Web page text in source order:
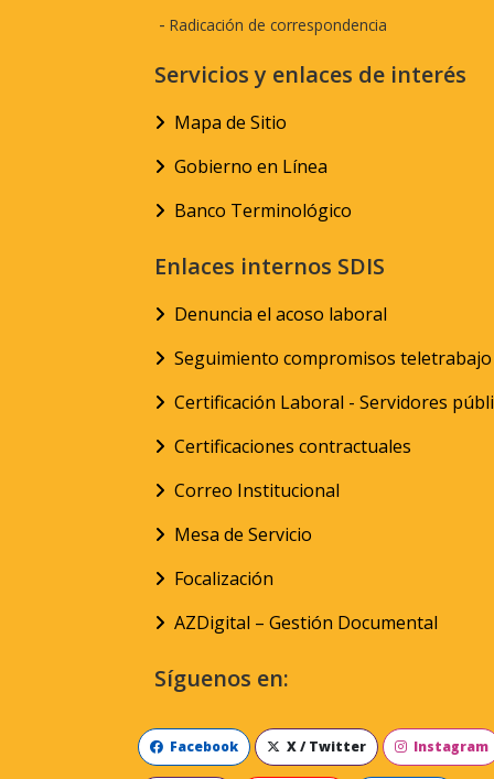
- Radicación de correspondencia
Servicios y enlaces de interés
Mapa de Sitio
Gobierno en Línea
Banco Terminológico
Enlaces internos SDIS
Denuncia el acoso laboral
Seguimiento compromisos teletrabajo
Certificación Laboral - Servidores
Certificaciones contractuales
Correo Institucional
Mesa de Servicio
Focalización
AZDigital – Gestión Documental
Síguenos en:
Facebook X / Twitter Instagram